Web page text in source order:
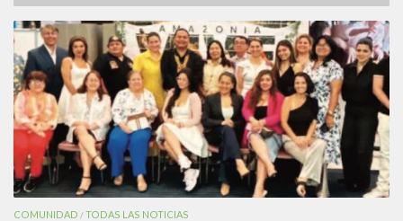
COMUNIDAD /TODAS LAS NOTICIAS